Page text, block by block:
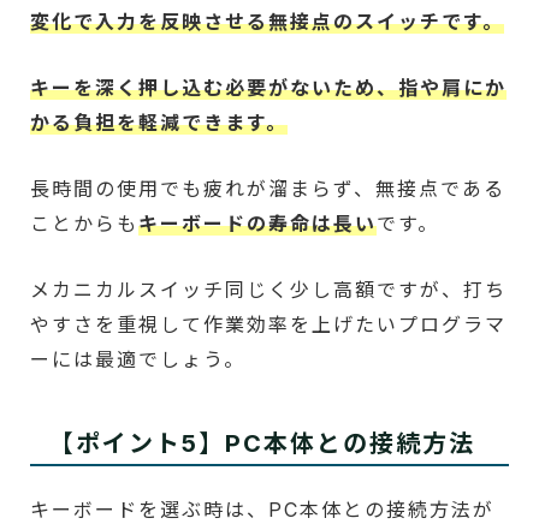
変化で入力を反映させる無接点のスイッチです。
キーを深く押し込む必要がないため、指や肩にか
かる負担を軽減できます。
長時間の使用でも疲れが溜まらず、無接点である
ことからも キーボードの寿命は長いです。
メカニカルスイッチ同じく少し高額ですが、打ち
やすさを重視して作業効率を上げたいプログラマ
ーには最適でしょう。
【ポイント5】PC本体との接続方法
キーボードを選ぶ時は、PC本体との接続方法が